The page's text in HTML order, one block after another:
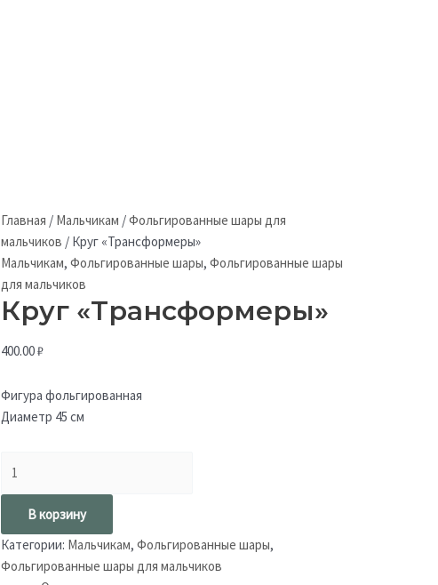
Главная / Мальчикам /Фольгированные шары для
мальчиков / Круг «Трансформеры»
Мальчикам, Фольгированные шары, Фольгированные шары
для мальчиков
Круг «Трансформеры»
400.00₽
Фигура фольгированная
Диаметр 45 см
В корзину
Категории: Мальчикам, Фольгированные шары,
Фольгированные шары для мальчиков